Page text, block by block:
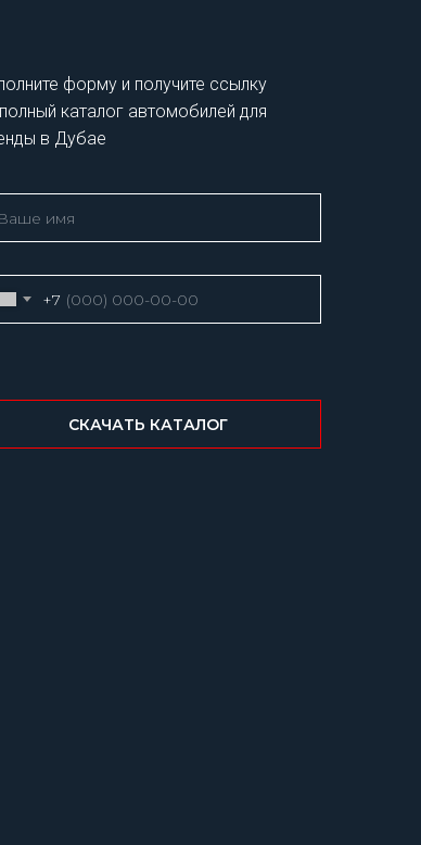
+7
СКАЧАТЬ КАТАЛОГ
форму и получите ссылку
каталог автомобилей для
в Дубае